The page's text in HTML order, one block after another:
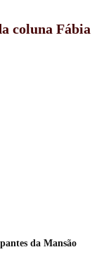
coluna Fábia
da Mansão